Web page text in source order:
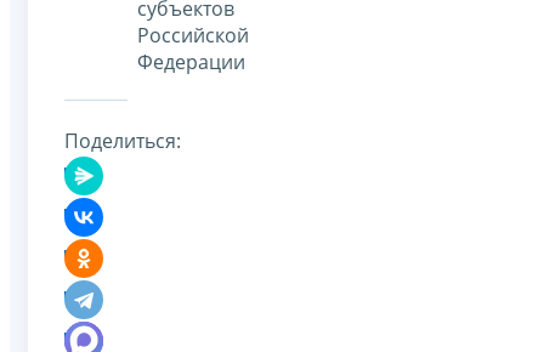
субъектов
Российской
Федерации
Поделиться: